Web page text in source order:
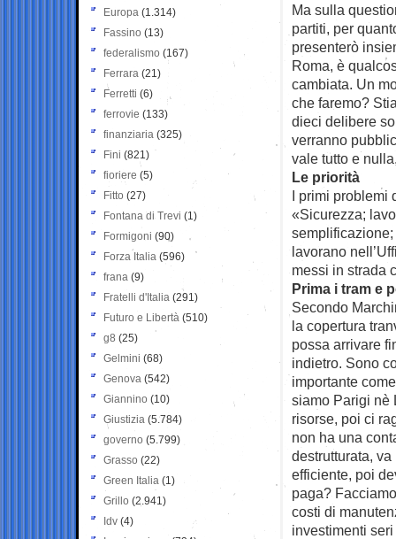
Ma sulla
partiti, per
presenterò
Roma, è
cambiata. Un
che faremo?
dieci delibere
verranno
vale tutto e
Le priorità
I primi problemi
«Sicurezza;
semplificazione;
lavorano
messi in strada
Prima i tram e
Secondo
la copertura
possa arrivare
indietro. Sono
importante
siamo Parigi nè
risorse, poi ci
non ha una
destrutturata,
efficiente, poi
paga?
costi di
investimenti
Europa (1.314)
Fassino (13)
federalismo (167)
Ferrara (21)
Ferretti (6)
ferrovie (133)
finanziaria (325)
Fini (821)
fioriere (5)
Fitto (27)
Fontana di Trevi (1)
Formigoni (90)
Forza Italia (596)
frana (9)
Fratelli d'Italia (291)
Futuro e Libertà (510)
g8 (25)
Gelmini (68)
Genova (542)
Giannino (10)
Giustizia (5.784)
governo (5.799)
Grasso (22)
Green Italia (1)
Grillo (2.941)
Idv (4)